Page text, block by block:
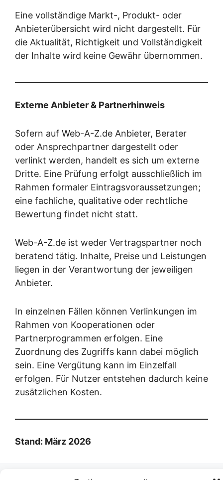
Eine vollständige Markt-, Produkt- oder
Anbieterübersicht wird nicht dargestellt. Für
die Aktualität, Richtigkeit und Vollständigkeit
der Inhalte wird keine Gewähr übernommen.
Externe Anbieter & Partnerhinweis
Sofern auf Web-A-Z.de Anbieter, Berater
oder Ansprechpartner dargestellt oder
verlinkt werden, handelt es sich um externe
Dritte. Eine Prüfung erfolgt ausschließlich im
Rahmen formaler Eintragsvoraussetzungen;
eine fachliche, qualitative oder rechtliche
Bewertung findet nicht statt.
Web-A-Z.de ist weder Vertragspartner noch
beratend tätig. Inhalte, Preise und Leistungen
liegen in der Verantwortung der jeweiligen
Anbieter.
In einzelnen Fällen können Verlinkungen im
Rahmen von Kooperationen oder
Partnerprogrammen erfolgen. Eine
Zuordnung des Zugriffs kann dabei möglich
sein. Eine Vergütung kann im Einzelfall
erfolgen. Für Nutzer entstehen dadurch keine
zusätzlichen Kosten.
Stand: März 2026